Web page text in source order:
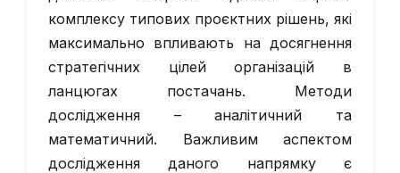
комплексу типових проєктних рішень, які
максимально впливають на досягнення
стратегічних цілей організацій в
ланцюгах постачань. Методи
дослідження – аналітичний та
математичний. Важливим аспектом
дослідження даного напрямку є